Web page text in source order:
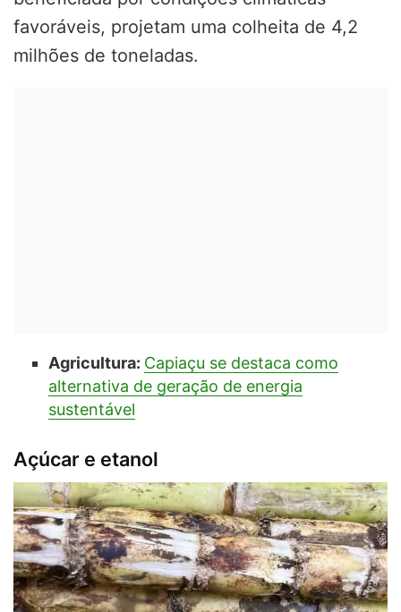
favoráveis, projetam uma colheita de 4,2
milhões de toneladas.
Agricultura: Capiaçu se destaca como
alternativa de geração de energia
sustentável
Açúcar e etanol